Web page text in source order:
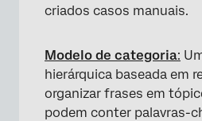
criados casos manuais.
Modelo de categoria:
hierárquica baseada em
organizar frases em
podem conter palavras-